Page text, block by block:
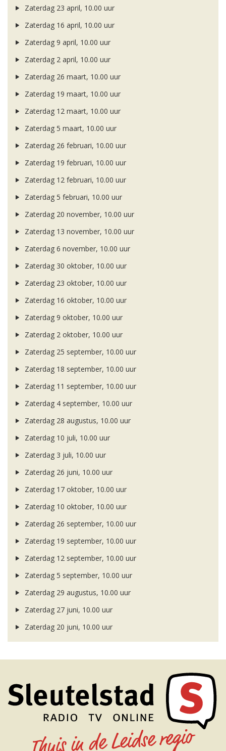
Zaterdag 23 april, 10.00 uur
Zaterdag 16 april, 10.00 uur
Zaterdag 9 april, 10.00 uur
Zaterdag 2 april, 10.00 uur
Zaterdag 26 maart, 10.00 uur
Zaterdag 19 maart, 10.00 uur
Zaterdag 12 maart, 10.00 uur
Zaterdag 5 maart, 10.00 uur
Zaterdag 26 februari, 10.00 uur
Zaterdag 19 februari, 10.00 uur
Zaterdag 12 februari, 10.00 uur
Zaterdag 5 februari, 10.00 uur
Zaterdag 20 november, 10.00 uur
Zaterdag 13 november, 10.00 uur
Zaterdag 6 november, 10.00 uur
Zaterdag 30 oktober, 10.00 uur
Zaterdag 23 oktober, 10.00 uur
Zaterdag 16 oktober, 10.00 uur
Zaterdag 9 oktober, 10.00 uur
Zaterdag 2 oktober, 10.00 uur
Zaterdag 25 september, 10.00 uur
Zaterdag 18 september, 10.00 uur
Zaterdag 11 september, 10.00 uur
Zaterdag 4 september, 10.00 uur
Zaterdag 28 augustus, 10.00 uur
Zaterdag 10 juli, 10.00 uur
Zaterdag 3 juli, 10.00 uur
Zaterdag 26 juni, 10.00 uur
Zaterdag 17 oktober, 10.00 uur
Zaterdag 10 oktober, 10.00 uur
Zaterdag 26 september, 10.00 uur
Zaterdag 19 september, 10.00 uur
Zaterdag 12 september, 10.00 uur
Zaterdag 5 september, 10.00 uur
Zaterdag 29 augustus, 10.00 uur
Zaterdag 27 juni, 10.00 uur
Zaterdag 20 juni, 10.00 uur